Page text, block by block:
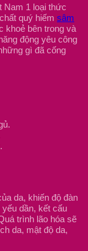
Nam 1 loại thức
quý hiếm sâm
khoẻ bên trong và
động yêu công
gì đã cống
da, khiến độ đàn
dần, kết cấu
trình lão hóa sẽ
da, mật độ da,